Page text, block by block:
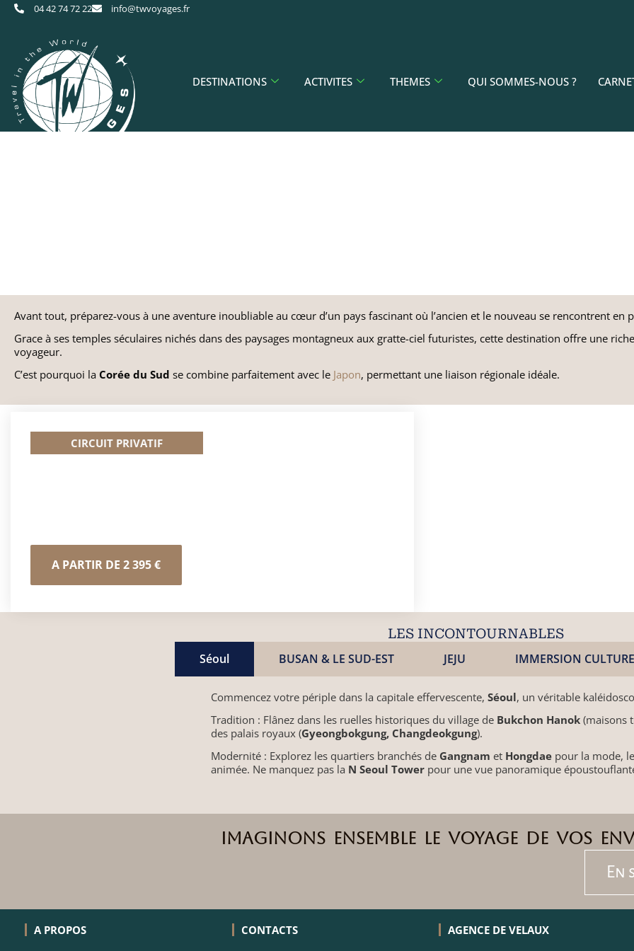
04 42 74 72 22 info@twvoyages.fr
DESTINATIONS ACTIVITES THEMES QUI SOMMES-NOUS ?
Avant tout, préparez-vous à une aventure inoubliable au cœur d’un pays fascinant où l’ancien et le nouveau se rencontrent en
​Grace à ses temples séculaires nichés dans des paysages montagneux aux gratte-ciel futuristes, cette destination offre une
voyageur.
​C’est pourquoi la Corée du Sud se combine parfaitement avec le Japon, permettant une liaison régionale idéale.
CIRCUIT PRIVATIF
A PARTIR DE 2 395 €
LES INCONTOURNABLES
Séoul BUSAN & LE SUD-EST JEJU IMMERSION
Commencez votre périple dans la capitale effervescente,Séoul, un véritable
​Tradition : Flânez dans les ruelles historiques du village de Bukchon Hanok (maisons
des palais royaux (Gyeongbokgung, Changdeokgung).
​Modernité : Explorez les quartiers branchés de Gangnam et Hongdae pour la mode,
animée. Ne manquez pas la N Seoul Tower pour une vue panoramique
Imaginons ensemble le voyage de vos
En
A PROPOS
CONTACTS
AGENCE DE VELAUX